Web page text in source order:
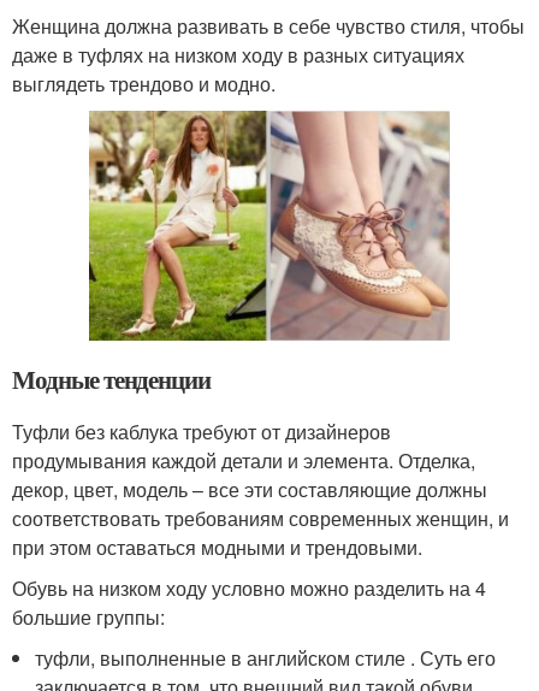
Женщина должна развивать в себе чувство стиля, чтобы
даже в туфлях на низком ходу в разных ситуациях
выглядеть трендово и модно.
Модные тенденции
Туфли без каблука требуют от дизайнеров
продумывания каждой детали и элемента. Отделка,
декор, цвет, модель – все эти составляющие должны
соответствовать требованиям современных женщин, и
при этом оставаться модными и трендовыми.
Обувь на низком ходу условно можно разделить на 4
большие группы:
туфли, выполненные в английском стиле . Суть его